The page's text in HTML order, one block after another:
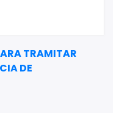
TRAMITAR
DE